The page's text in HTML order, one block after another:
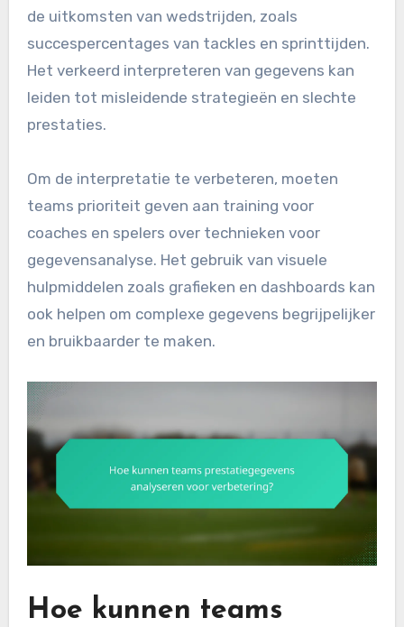
de uitkomsten van wedstrijden, zoals
succespercentages van tackles en sprinttijden.
Het verkeerd interpreteren van gegevens kan
leiden tot misleidende strategieën en slechte
prestaties.
Om de interpretatie te verbeteren, moeten
teams prioriteit geven aan training voor
coaches en spelers over technieken voor
gegevensanalyse. Het gebruik van visuele
hulpmiddelen zoals grafieken en dashboards kan
ook helpen om complexe gegevens begrijpelijker
en bruikbaarder te maken.
Hoe kunnen teams